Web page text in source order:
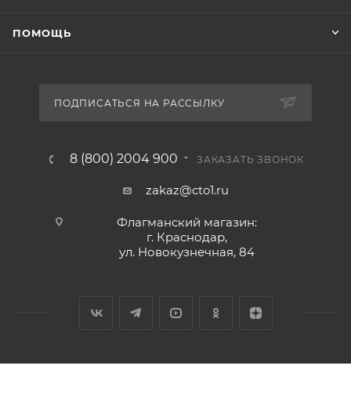
ПОМОЩЬ
ПОДПИСАТЬСЯ НА РАССЫЛКУ
8 (800) 2004 900 ЗАКАЗАТЬ ЗВОНОК
zakaz@cto1.ru
Флагманский магазин:
г. Краснодар,
ул. Новокузнечная, 84